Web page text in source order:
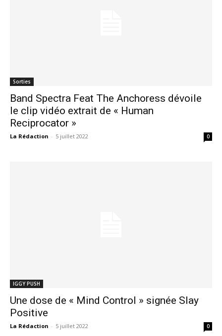
Sorties
Band Spectra Feat The Anchoress dévoile
le clip vidéo extrait de « Human
Reciprocator »
La Rédaction - 5 juillet 2022 0
IGGY PUSH
Une dose de « Mind Control » signée Slay
Positive
La Rédaction - 5 juillet 2022 0